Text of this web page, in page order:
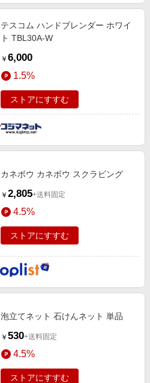
テスコム ハンドブレンダー ホワイ
ト TBL30A-W
￥ 6,000
1.5%
ストアにすすむ
カネボウ カネボウ スクラビング
￥ 2,805+送料固定
4.5%
ストアにすすむ
泡立てネット 石けんネット 単品
￥ 530+送料固定
4.5%
ストアにすすむ